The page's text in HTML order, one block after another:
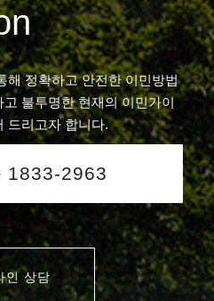
해 정확하고 안전한 이민방법
불투명한 현재의 이민가이
드리고자 합니다.
1833-2963
인 상담